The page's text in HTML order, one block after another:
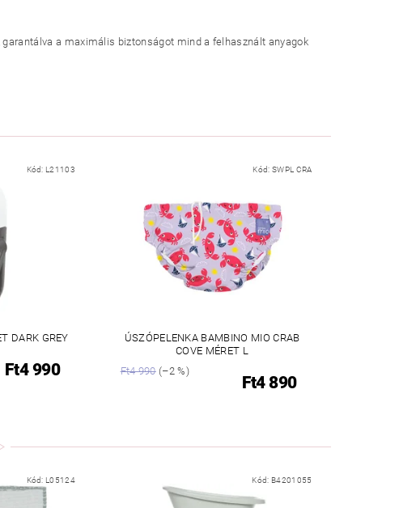
a maximális biztonságot mind a felhasznált anyagok
Kód: L21103
DARK GREY
Ft4 990
Kód:SWPL CRA
ÚSZÓPELENKA BAMBINO MIO CRAB
COVE MÉRET L
Ft4 990(–2 %)
Ft4 890
Kód: L05124 Kód: B4201055